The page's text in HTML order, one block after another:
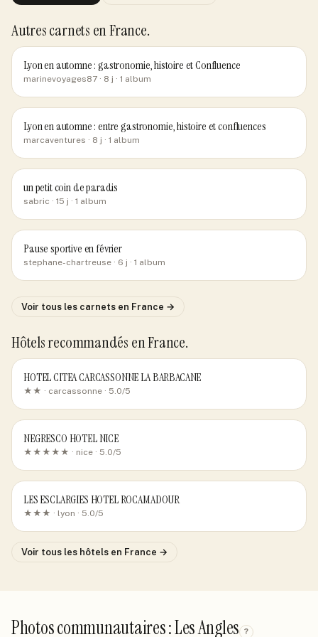
Autres carnets en France.
Lyon en automne : gastronomie, histoire et Confluence
marinevoyages87 · 8 j · 1 album
Lyon en automne : entre gastronomie, histoire et confluences
marcaventures · 8 j · 1 album
un petit coin de paradis
sabric · 15 j · 1 album
Pause sportive en février
stephane-chartreuse · 6 j · 1 album
Voir tous les carnets en France →
Hôtels recommandés en France.
HOTEL CITEA CARCASSONNE LA BARBACANE
★★ · carcassonne · 5.0/5
NEGRESCO HOTEL NICE
★★★★★ · nice · 5.0/5
LES ESCLARGIES HOTEL ROCAMADOUR
★★★ · lyon · 5.0/5
Voir tous les hôtels en France →
Photos communautaires : Les Angles ?